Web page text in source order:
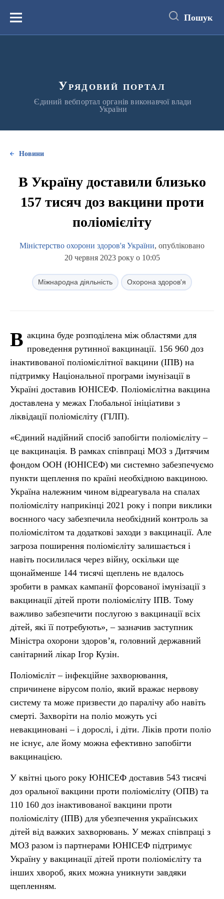
вмістуМеню Пошук
Урядовий портал
Єдиний вебпортал органів виконавчої влади
України
Новини
В Україну доставили близько
157 тисяч доз вакцини проти
поліомієліту
Міністерство охорони здоров'я України, опубліковано
20 червня 2023 року о 10:05
Міжнародна діяльність Охорона здоров'я
В акцина буде розподілена між областями для
проведення рутинної вакцинації. 156 960 доз
інактивованої поліомієлітної вакцини (ІПВ) на
підтримку Національної програми імунізації в
Україні доставив ЮНІСЕФ. Поліомієлітна вакцина
доставлена у межах Глобальної ініціативи з
ліквідації поліомієліту (ГІЛП).
«Єдиний надійний спосіб запобігти поліомієліту –
це вакцинація. В рамках співпраці МОЗ з Дитячим
фондом ООН (ЮНІСЕФ) ми системно забезпечуємо
пункти щеплення по країні необхідною вакциною.
Україна належним чином відреагувала на спалах
поліомієліту наприкінці 2021 року і попри виклики
воєнного часу забезпечила необхідний контроль за
поліомієлітом та додаткові заходи з вакцинації. Але
загроза поширення поліомієліту залишається і
навіть посилилася через війну, оскільки ще
щонайменше 144 тисячі щеплень не вдалось
зробити в рамках кампанії форсованої імунізації з
вакцинації дітей проти поліомієліту ІПВ. Тому
важливо забезпечити послугою з вакцинації всіх
дітей, які її потребують», – зазначив заступник
Міністра охорони здоров’я, головний державний
санітарний лікар Ігор Кузін.
Поліомієліт – інфекційне захворювання,
спричинене вірусом поліо, який вражає нервову
систему та може призвести до паралічу або навіть
смерті. Захворіти на поліо можуть усі
невакциновані – і дорослі, і діти. Ліків проти поліо
не існує, але йому можна ефективно запобігти
вакцинацією.
У квітні цього року ЮНІСЕФ доставив 543 тисячі
доз оральної вакцини проти поліомієліту (ОПВ) та
110 160 доз інактивованої вакцини проти
поліомієліту (ІПВ) для убезпечення українських
дітей від важких захворювань. У межах співпраці з
МОЗ разом із партнерами ЮНІСЕФ підтримує
Україну у вакцинації дітей проти поліомієліту та
інших хвороб, яких можна уникнути завдяки
щепленням.